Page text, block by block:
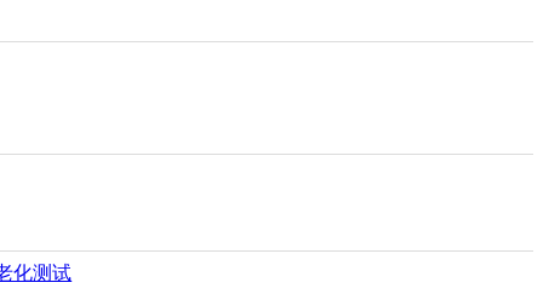
化测试